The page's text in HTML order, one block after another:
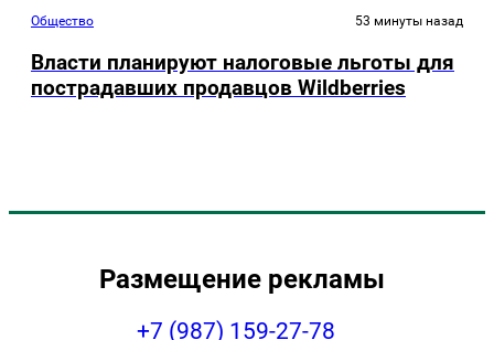
Общество 53 минуты назад
Власти планируют налоговые льготы для
пострадавших продавцов Wildberries
Размещение рекламы
+7 (987) 159-27-78